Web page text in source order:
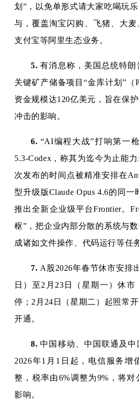
划”，以免单形式请大家吃喝玩
与，覆盖淘宝闪购、飞猪、大麦
支付宝等阿里生态业务。
5.有消息称，美国总统特
关键矿产储备项目“金库计划”（
资金规模达120亿美元，旨在保
冲击的影响。
6. “AI编程大战”打响第一
5.3-Codex，称其为迄今为止能
次发布的时间点被精准安排在
型升级版Claude Opus 4.6的同
推出全新企业级平台Frontier。
枢”，把企业内部分散的系统与
成诸如文件操作、代码运行等任
7. A股2026年春节休市安排
日）至2月23日（星期一）休
停；2月24日（星期二）起照常
开通。
8.中国移动、中国联通及中
2026年1月1日起，电信服务增
整，税率由6%调整为9%，将对
影响。